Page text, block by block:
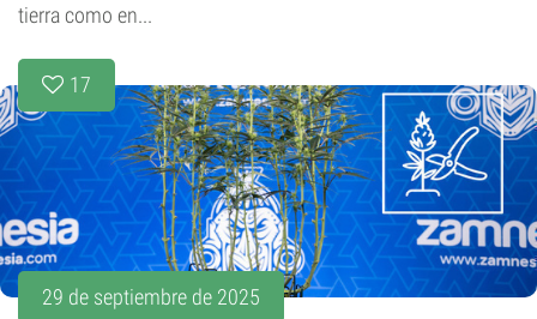
tierra como en...
17
29 de septiembre de 2025